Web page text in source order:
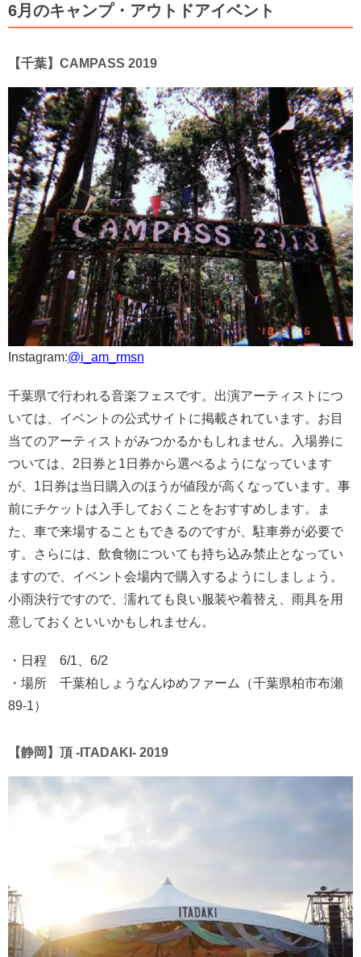
6月のキャンプ・アウトドアイベント
【千葉】CAMPASS 2019
Instagram:@i_am_rmsn
千葉県で行われる音楽フェスです。出演アーティストにつ
いては、イベントの公式サイトに掲載されています。お目
当てのアーティストがみつかるかもしれません。入場券に
ついては、2日券と1日券から選べるようになっています
が、1日券は当日購入のほうが値段が高くなっています。事
前にチケットは入手しておくことをおすすめします。ま
た、車で来場することもできるのですが、駐車券が必要で
す。さらには、飲食物についても持ち込み禁止となってい
ますので、イベント会場内で購入するようにしましょう。
小雨決行ですので、濡れても良い服装や着替え、雨具を用
意しておくといいかもしれません。
・日程 6/1、6/2
・場所 千葉柏しょうなんゆめファーム（千葉県柏市布瀬
89-1）
【静岡】頂 -ITADAKI- 2019